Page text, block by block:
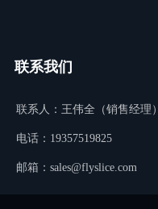
联系我们
联系人：王伟全（销售经理）
电话：19357519825
邮箱：sales@flyslice.com